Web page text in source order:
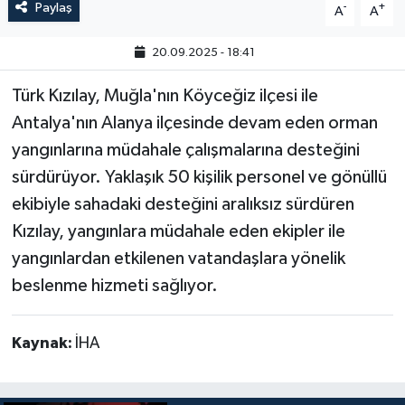
Paylaş A- A+
20.09.2025 - 18:41
Türk Kızılay, Muğla'nın Köyceğiz ilçesi ile
Antalya'nın Alanya ilçesinde devam eden orman
yangınlarına müdahale çalışmalarına desteğini
sürdürüyor. Yaklaşık 50 kişilik personel ve gönüllü
ekibiyle sahadaki desteğini aralıksız sürdüren
Kızılay, yangınlara müdahale eden ekipler ile
yangınlardan etkilenen vatandaşlara yönelik
beslenme hizmeti sağlıyor.
Kaynak: İHA